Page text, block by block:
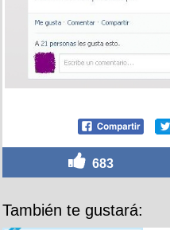
683
También te gustará: